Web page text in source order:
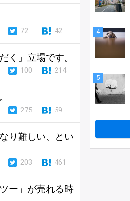
72 42
く」立場です。
100 214
275 59
り難しい、とい
203 461
ー」が売れる時
4
5